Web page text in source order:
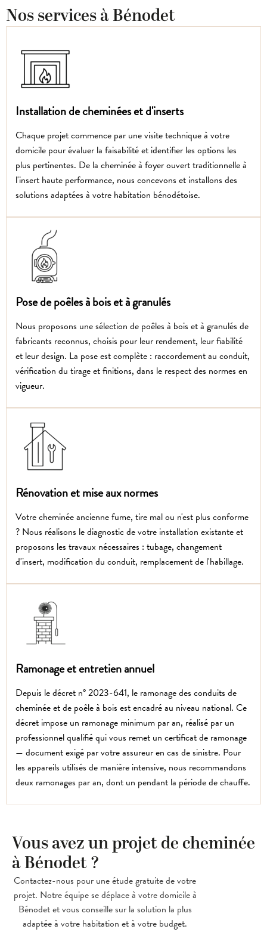
Nos services à Bénodet
Installation de cheminées et d'inserts
Chaque projet commence par une visite technique à votre
domicile pour évaluer la faisabilité et identifier les options les
plus pertinentes. De la cheminée à foyer ouvert traditionnelle à
l'insert haute performance, nous concevons et installons des
solutions adaptées à votre habitation bénodétoise.
Pose de poêles à bois et à granulés
Nous proposons une sélection de poêles à bois et à granulés de
fabricants reconnus, choisis pour leur rendement, leur fiabilité
et leur design. La pose est complète : raccordement au conduit,
vérification du tirage et finitions, dans le respect des normes en
vigueur.
Rénovation et mise aux normes
Votre cheminée ancienne fume, tire mal ou n'est plus conforme
? Nous réalisons le diagnostic de votre installation existante et
proposons les travaux nécessaires : tubage, changement
d'insert, modification du conduit, remplacement de l'habillage.
Ramonage et entretien annuel
Depuis le décret n° 2023-641, le ramonage des conduits de
cheminée et de poêle à bois est encadré au niveau national. Ce
décret impose un ramonage minimum par an, réalisé par un
professionnel qualifié qui vous remet un certificat de ramonage
— document exigé par votre assureur en cas de sinistre. Pour
les appareils utilisés de manière intensive, nous recommandons
deux ramonages par an, dont un pendant la période de chauffe.
Vous avez un projet de cheminée
à Bénodet ?
Contactez-nous pour une étude gratuite de votre
projet. Notre équipe se déplace à votre domicile à
Bénodet et vous conseille sur la solution la plus
adaptée à votre habitation et à votre budget.